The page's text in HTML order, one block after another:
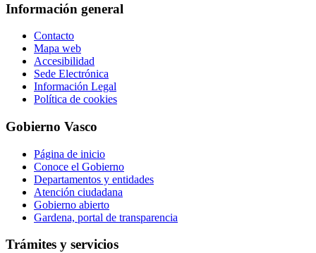
Información general
Contacto
Mapa web
Accesibilidad
Sede Electrónica
Información Legal
Política de cookies
Gobierno Vasco
Página de inicio
Conoce el Gobierno
Departamentos y entidades
Atención ciudadana
Gobierno abierto
Gardena, portal de transparencia
Trámites y servicios